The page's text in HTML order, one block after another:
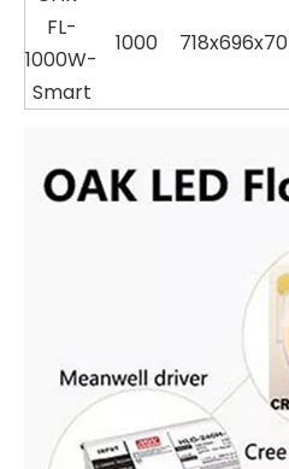
FL-
1000W-
Smart
1000 718x696x70